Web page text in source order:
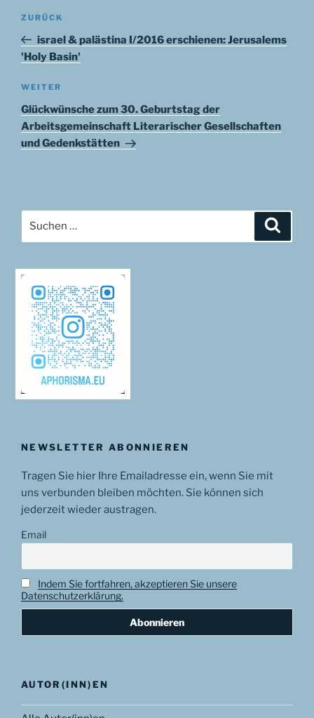
Beitragsnavigation
Vorheriger
Beitrag
ZURÜCK
israel & palästina I/2016 erschienen: Jerusalems
'Holy Basin'
Nächster
Beitrag
WEITER
Glückwünsche zum 30. Geburtstag der
Arbeitsgemeinschaft Literarischer Gesellschaften
und Gedenkstätten
nach:
NEWSLETTER ABONNIEREN
Tragen Sie hier Ihre Emailadresse ein, wenn Sie mit
uns verbunden bleiben möchten. Sie können sich
jederzeit wieder austragen.
Email
Indem Sie fortfahren, akzeptieren Sie unsere
Datenschutzerklärung.
AUTOR(INN)EN